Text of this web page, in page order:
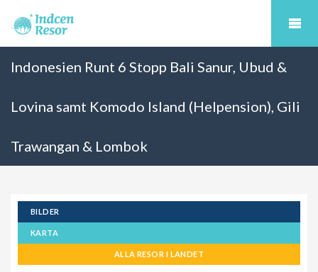
Indonesien Runt 6 Stopp Bali Sanur, Ubud &
Lovina samt Komodo Island (Helpension), Gili
Trawangan & Lombok
BILDER
KARTA
ALLA RESOR I LANDET